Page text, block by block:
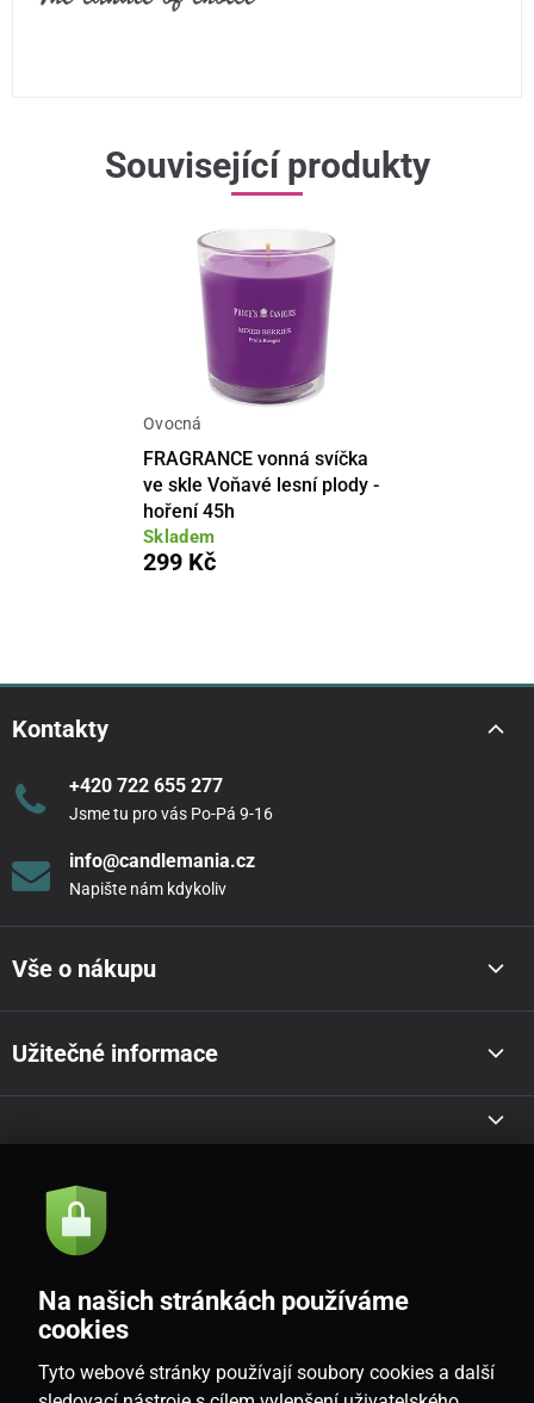
Související produkty
Ovocná
FRAGRANCE vonná svíčka
ve skle Voňavé lesní plody -
hoření 45h
Skladem
299 Kč
Kontakty
+420 722 655 277
Jsme tu pro vás Po-Pá 9-16
info@candlemania.cz
Napište nám kdykoliv
Vše o nákupu
Užitečné informace
Akce a novinky e-mailem
Souhlasím sezásadami zpracování osobních údajů
Na našich stránkách používáme
cookies
Tyto webové stránky používají soubory cookies a další